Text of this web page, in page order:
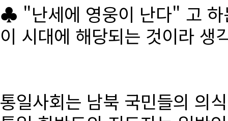
♣ "난세에 영웅이 난다" 고 하
이 시대에 해당되는 것이라 생
통일사회는 남북 국민들의 의